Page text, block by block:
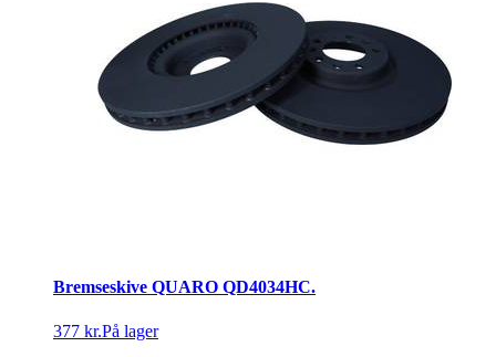
Bremseskive QUARO QD4034HC.
377 kr.På lager